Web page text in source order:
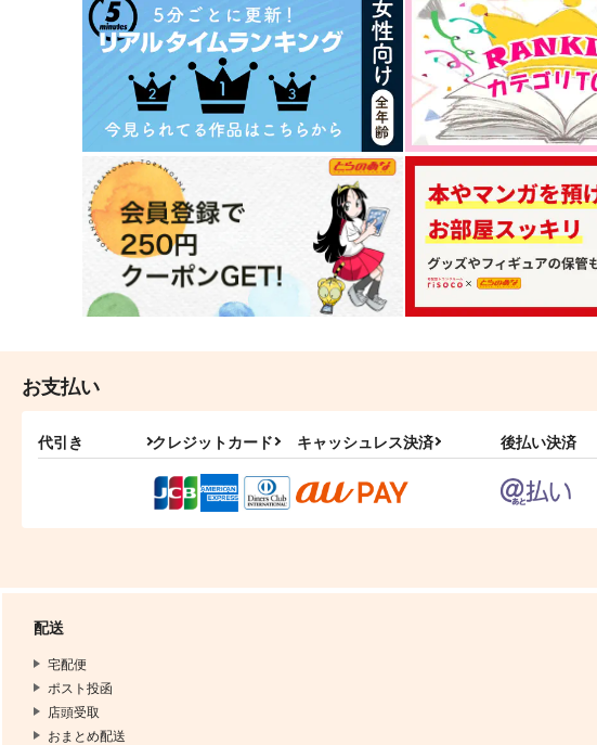
お支払い
代引き クレジットカード キャッシュレス決済 後払い決済
配送
宅配便
ポスト投函
店頭受取
おまとめ配送